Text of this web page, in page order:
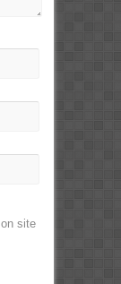
site